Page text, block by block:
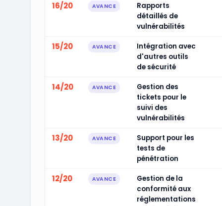
16/20 AVANCE
Rapports
détaillés de
vulnérabilités
15/20 AVANCE
Intégration avec
d'autres outils
de sécurité
14/20 AVANCE
Gestion des
tickets pour le
suivi des
vulnérabilités
13/20 AVANCE
Support pour les
tests de
pénétration
12/20 AVANCE
Gestion de la
conformité aux
réglementations